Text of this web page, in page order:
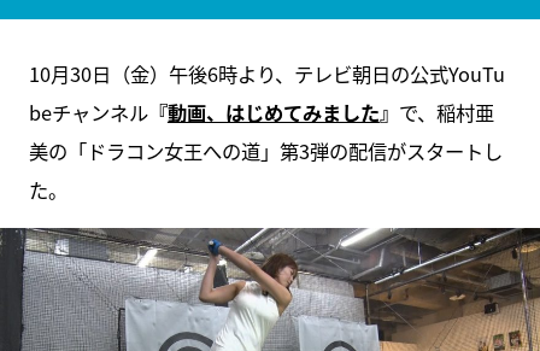
10月30日（金）午後6時より、テレビ朝日の公式YouTu
beチャンネル『動画、はじめてみました』 で、稲村亜
美の「ドラコン女王への道」第3弾の配信がスタートし
た。